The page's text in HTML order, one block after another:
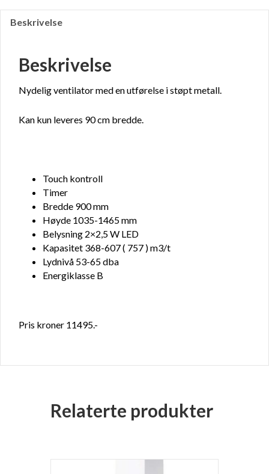
Beskrivelse
Beskrivelse
Nydelig ventilator med en utførelse i støpt metall.
Kan kun leveres 90 cm bredde.
Touch kontroll
Timer
Bredde 900 mm
Høyde 1035-1465 mm
Belysning 2×2,5 W LED
Kapasitet 368-607 ( 757 ) m3/t
Lydnivå 53-65 dba
Energiklasse B
Pris kroner 11495.-
Relaterte produkter